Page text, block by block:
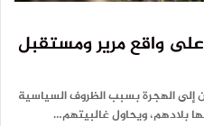
واقع مرير ومستقبل
إلى الهجرة بسبب الظروف السياسية
بلادهم، ويحاول غالبيتهم…